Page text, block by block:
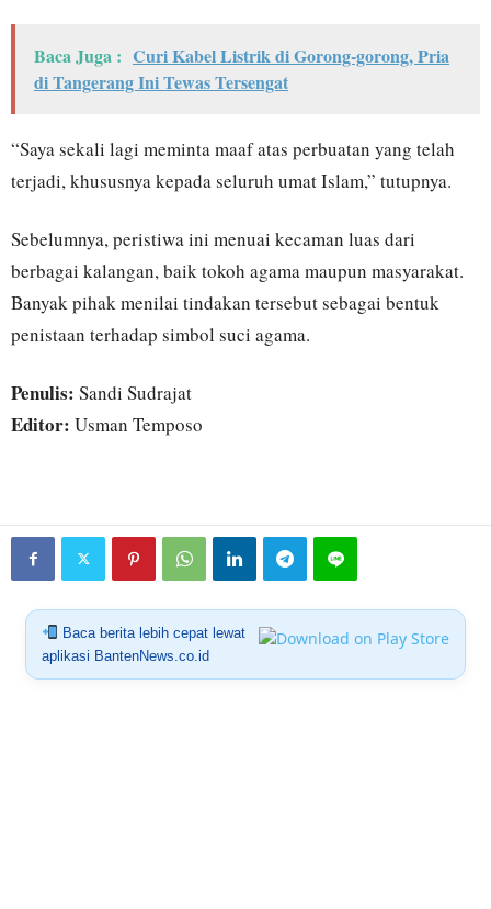
Baca Juga : Curi Kabel Listrik di Gorong-gorong, Pria
di Tangerang Ini Tewas Tersengat
“Saya sekali lagi meminta maaf atas perbuatan yang telah
terjadi, khususnya kepada seluruh umat Islam,” tutupnya.
Sebelumnya, peristiwa ini menuai kecaman luas dari
berbagai kalangan, baik tokoh agama maupun masyarakat.
Banyak pihak menilai tindakan tersebut sebagai bentuk
penistaan terhadap simbol suci agama.
Penulis: Sandi Sudrajat
Editor: Usman Temposo
Baca berita lebih cepat lewat
aplikasi BantenNews.co.id